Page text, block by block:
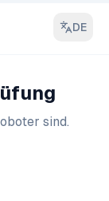
DE
sind.